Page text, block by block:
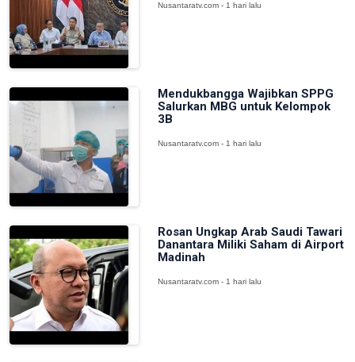
Nusantaratv.com - 1 hari lalu
Mendukbangga Wajibkan SPPG
Salurkan MBG untuk Kelompok
3B
Nusantaratv.com - 1 hari lalu
Rosan Ungkap Arab Saudi Tawari
Danantara Miliki Saham di Airport
Madinah
Nusantaratv.com - 1 hari lalu